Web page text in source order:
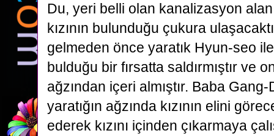
Du, yeri belli olan kanalizasyon
kızının bulunduğu çukura
gelmeden önce yaratık Hyun-seo
bulduğu bir fırsatta saldırmıştır ve
ağzından içeri almıştır. Baba
yaratığın ağzında kızının elini
ederek kızını içinden çıkarmaya